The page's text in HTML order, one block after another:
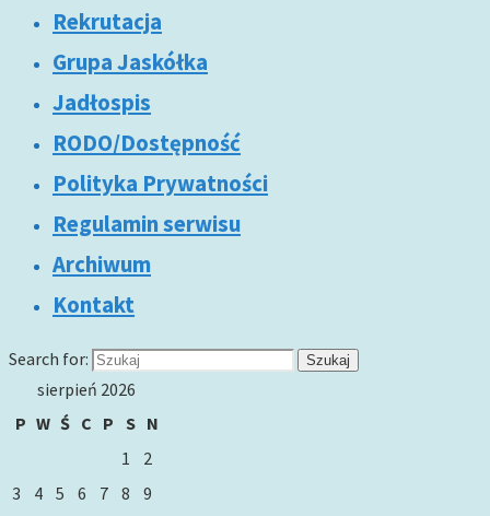
Rekrutacja
Grupa Jaskółka
Jadłospis
RODO/Dostępność
Polityka Prywatności
Regulamin serwisu
Archiwum
Kontakt
Search for: Szukaj
sierpień 2026
P W Ś C P S N
1
2
3
4 5 6 7 8
9